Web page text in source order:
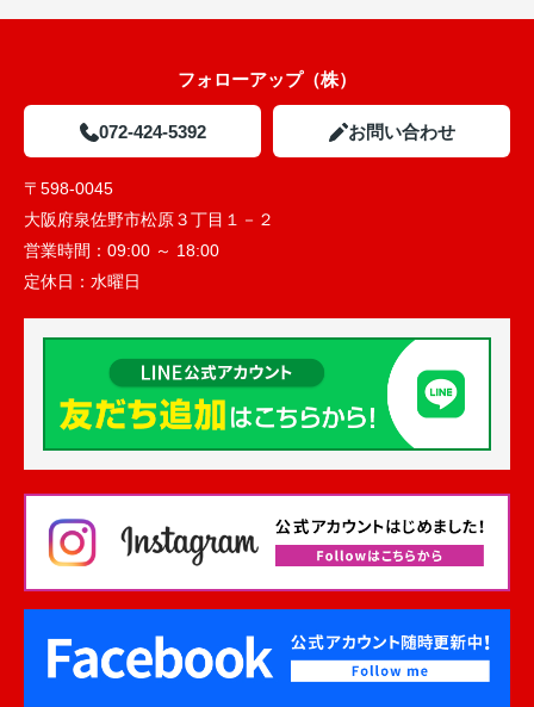
フォローアップ（株）
072-424-5392 お問い合わせ
〒598-0045
大阪府泉佐野市松原３丁目１－２
営業時間： 09:00 ～ 18:00
定休日： 水曜日